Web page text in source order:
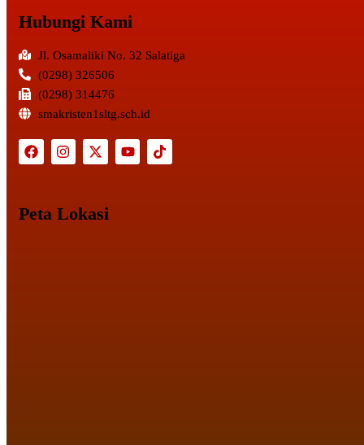
Hubungi Kami
Jl. Osamaliki No. 32 Salatiga
(0298) 326506
(0298) 314476
smakristen1sltg.sch.id
Peta Lokasi